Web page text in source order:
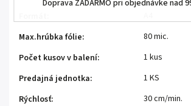
Doprava ZADARMO pri objednávke nad
Max.hrúbka fólie:
80 mic.
Počet kusov v balení:
1 kus
Predajná jednotka:
1 KS
Rýchlosť:
30 cm/min.